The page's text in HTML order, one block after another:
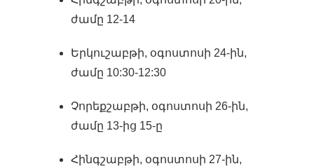
ժամը 12-14
Երկուշաբթի, օգոստոսի 24-ին,
ժամը 10:30-12:30
Չորեքշաբթի, օգոստոսի 26-ին,
ժամը 13-ից 15-ը
Հինգշաբթի, օգոստոսի 27-ին,